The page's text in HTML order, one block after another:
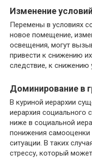
Изменение
Перемены в условиях
новое помещение,
освещения, могут
привести к снижению
следствие, к снижению
Доминирование в
В куриной иерархии
иерархия социального
ниже в социальной
понижения
ситуации. В таких
стрессу, который